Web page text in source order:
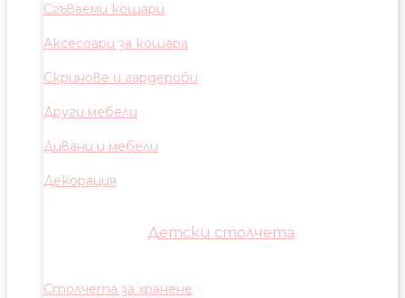
Сгъваеми кошари
Аксесоари за кошара
Скринове и гардероби
Други мебели
Дивани и мебели
Декорация
Детски столчета
Столчета за хранене